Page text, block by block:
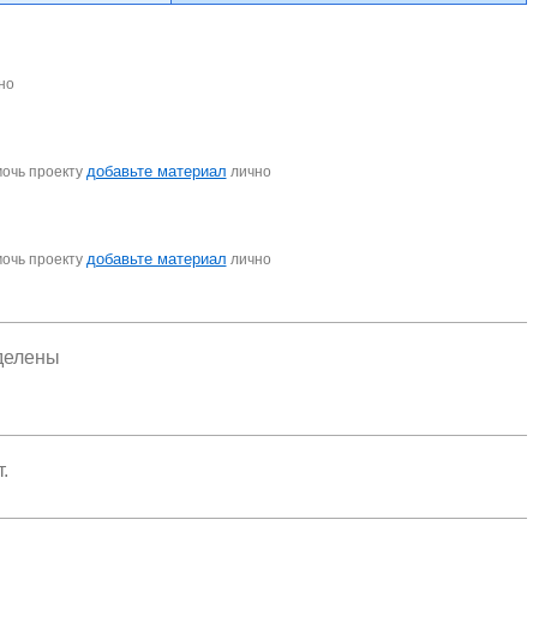
проекту добавьте материал лично
проекту добавьте материал лично